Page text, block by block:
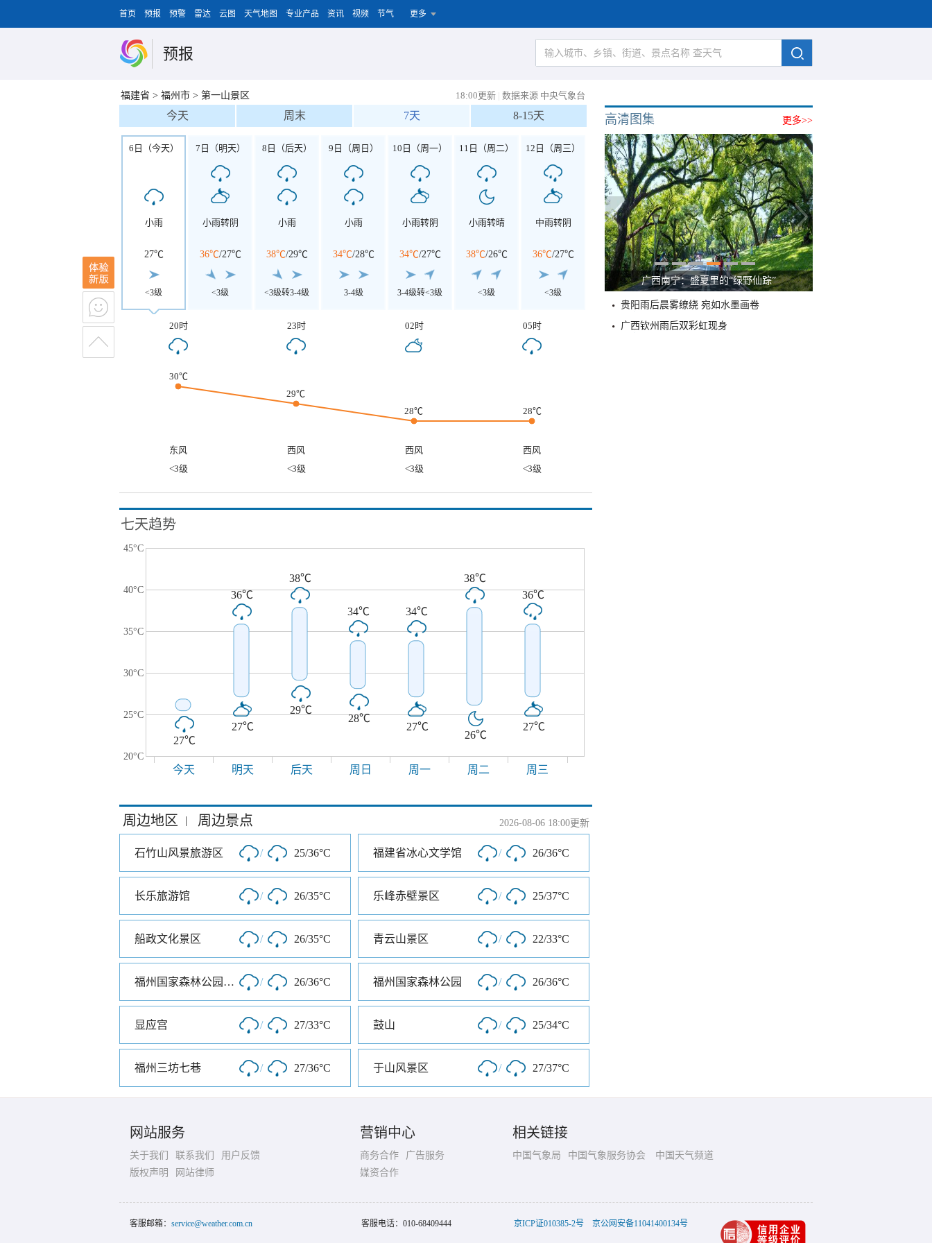
首页 预报 预警 雷达 云图 天气地图 专业产品 资讯 视频 节气 更多
预报
福建省 > 福州市 > 第一山景区 18:00更新 | 数据来源 中央气象台
今天 周末 7天 8-15天
6日（今天）
小雨
27℃
<3级
7日（明天）
小雨转阴
36℃/27℃
<3级
8日（后天）
小雨
38℃/29℃
<3级转3-4级
9日（周日）
小雨
34℃/28℃
3-4级
10日（周一）
小雨转阴
34℃/27℃
3-4级转<3级
11日（周二）
小雨转晴
38℃/26℃
<3级
12日（周三）
中雨转阴
36℃/27℃
<3级
20时 23时 02时 05时
30℃
29℃
28℃
28℃
东风 西风 西风
西风
<3级
<3级 <3级 <3级
七天趋势
45°C
40°C
35°C
30°C
25°C
20°C
27℃
36℃
27℃
38℃
29℃
34℃
28℃
34℃
27℃
38℃
26℃
36℃
27℃
今天 明天 后天 周日 周一 周二 周三
周边地区 | 周边景点 2026-08-06 18:00更新
石竹山风景旅游区 / 25/36°C 福建省冰心文学馆 / 26/36°C
长乐旅游馆 / 26/35°C 乐峰赤壁景区 / 25/37°C
船政文化景区 / 26/35°C 青云山景区 / 22/33°C
福州国家森林公园南门 / 26/36°C 福州国家森林公园 / 26/36°C
显应宫 / 27/33°C 鼓山 / 25/34°C
福州三坊七巷 / 27/36°C 于山风景区 / 27/37°C
更多>>
高清图集
广西南宁：盛夏里的“绿野仙踪”
贵阳雨后晨雾缭绕 宛如水墨画卷
广西钦州雨后双彩虹现身
网站服务
关于我们 联系我们
用户反馈
版权声明
网站律师
营销中心
商务合作
广告服务
媒资合作
相关链接
中国气象局 中国气象服务协会 中国天气频道
客服邮箱： service@weather.com.cn 客服电话： 010-68409444 京ICP证010385-2号 京公网安备11041400134号